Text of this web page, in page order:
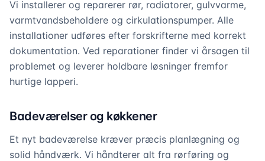
Vi installerer og reparerer rør, radiatorer, gulvvarme,
varmtvandsbeholdere og cirkulationspumper. Alle
installationer udføres efter forskrifterne med korrekt
dokumentation. Ved reparationer finder vi årsagen til
problemet og leverer holdbare løsninger fremfor
hurtige lapperi.
Badeværelser og køkkener
Et nyt badeværelse kræver præcis planlægning og
solid håndværk. Vi håndterer alt fra rørføring og